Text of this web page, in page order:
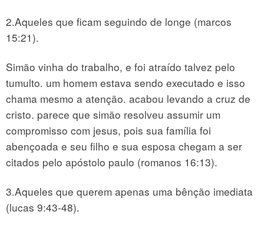
2.Aqueles que ficam seguindo de longe (marcos
15:21).
Simão vinha do trabalho, e foi atraído talvez pelo
tumulto. um homem estava sendo executado e isso
chama mesmo a atenção. acabou levando a cruz de
cristo. parece que simão resolveu assumir um
compromisso com jesus, pois sua família foi
abençoada e seu filho e sua esposa chegam a ser
citados pelo apóstolo paulo (romanos 16:13).
3.Aqueles que querem apenas uma bênção imediata
(lucas 9:43-48).